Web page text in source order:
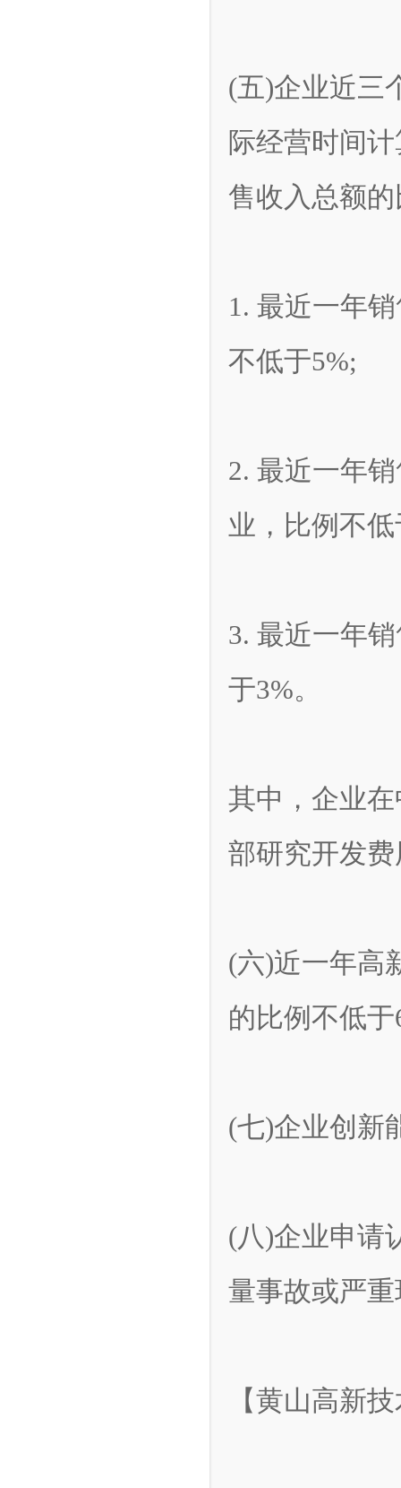
(五)企业近三
际经营时间
售收入总额
1. 最近一年
不低于5%;
2. 最近一年
业，比例不低
3. 最近一年
于3%。
其中，企业
部研究开发
(六)近一年高
的比例不低于
(七)企业创新
(八)企业申请
量事故或严
【黄山高新